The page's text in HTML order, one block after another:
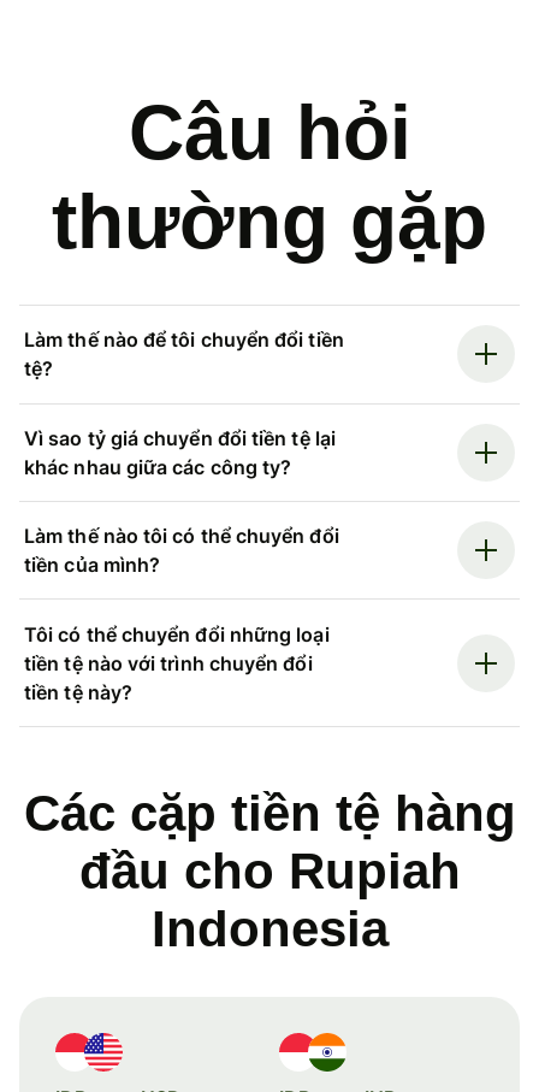
Câu hỏi
thường gặp
Làm thế nào để tôi chuyển đổi tiền
tệ?
Vì sao tỷ giá chuyển đổi tiền tệ lại
khác nhau giữa các công ty?
Làm thế nào tôi có thể chuyển đổi
tiền của mình?
Tôi có thể chuyển đổi những loại
tiền tệ nào với trình chuyển đổi
tiền tệ này?
Các cặp tiền tệ hàng
đầu cho Rupiah
Indonesia